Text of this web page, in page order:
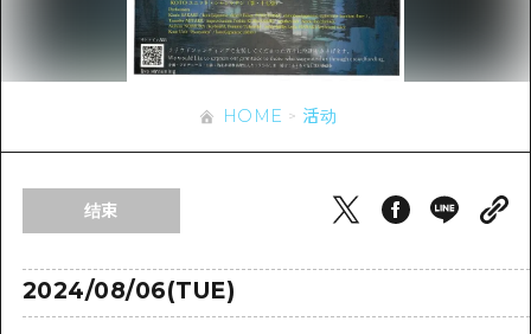
骑自行车
夜晚生活
世界遗产
学习·体验
广岛市内
安艺
答对了
美北
东山口
安艺
答對了
东山口
爱媛
应时信息
有用的信息
访问访问
次要流量摘要
设施拥堵
HOME
HOME 活动
结束
2024/08/06(TUE)